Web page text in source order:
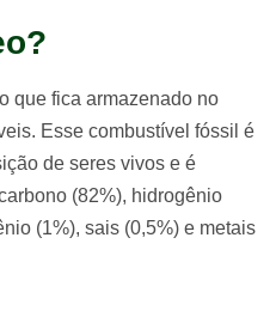
que fica armazenado no
Esse combustível fóssil é
de seres vivos e é
(82%), hidrogênio
(1%), sais (0,5%) e metais